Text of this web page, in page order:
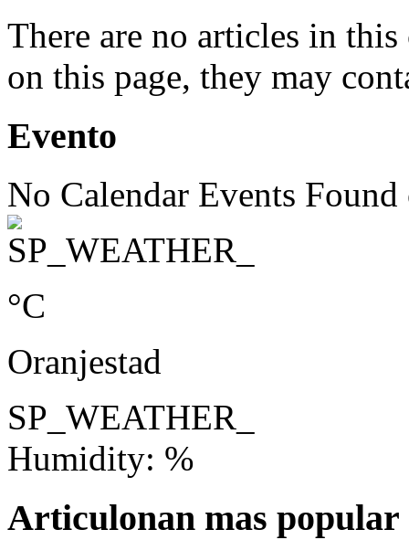
There are no articles in
on this page, they may
Evento
No Calendar Events
°C
Oranjestad
SP_WEATHER_
Humidity: %
Articulonan mas popular